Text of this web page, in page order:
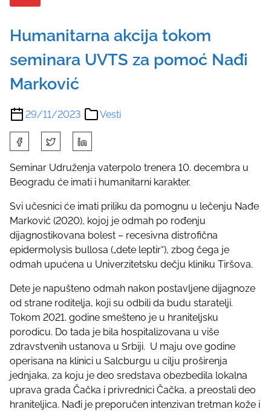
Humanitarna akcija tokom
seminara UVTS za pomoć Nađi
Marković
29/11/2023 Vesti
h
a
r
t
h
i
s
p
o
t
n
Seminar Udruženja vaterpolo trenera 10. decembra u
Beogradu će imati i humanitarni karakter.
Svi učesnici će imati priliku da pomognu u lečenju Nađe
Marković (2020), kojoj je odmah po rođenju
dijagnostikovana bolest – recesivna distrofična
epidermolysis bullosa („dete leptir“), zbog čega je
odmah upućena u Univerzitetsku dečju kliniku Tiršova.
Dete je napušteno odmah nakon postavljene dijagnoze
od strane roditelja, koji su odbili da budu staratelji.
Tokom 2021. godine smešteno je u hraniteljsku
porodicu. Do tada je bila hospitalizovana u više
zdravstvenih ustanova u Srbiji. U maju ove godine
operisana na klinici u Salcburgu u cilju proširenja
jednjaka, za koju je deo sredstava obezbedila lokalna
uprava grada Čačka i privrednici Čačka, a preostali deo
hraniteljica. Nađi je preporučen intenzivan tretman kože i